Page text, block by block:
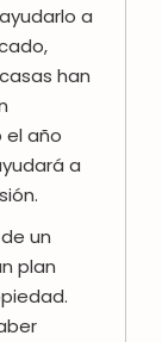
a
han
el año
a
un
plan